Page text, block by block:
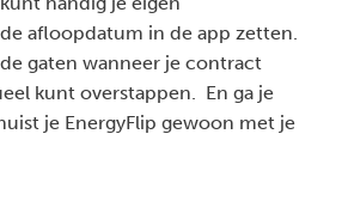
afloopdatum in de app zetten.
gaten wanneer je contract
kunt overstappen. En ga je
je EnergyFlip gewoon met je